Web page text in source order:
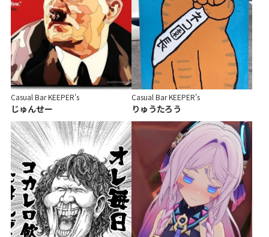
Casual Bar KEEPER's
じゅんせー
Casual Bar KEEPER's
りゅうたろう